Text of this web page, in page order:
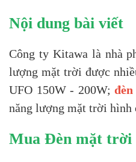
Nội dung bài viết
Công ty Kitawa là nhà
lượng mặt trời được
UFO 150W - 200W;
năng lượng mặt trời hình
Mua Đèn mặt trời